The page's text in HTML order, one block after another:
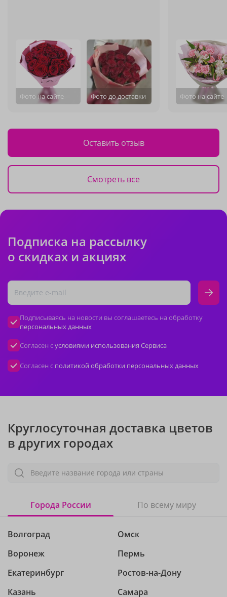
Фото на сайте Фото до доставки Фото на сайте
Оставить отзыв
Смотреть все
Подписка на рассылку
о скидках и акциях
Подписываясь на новости вы соглашаетесь на обработку
персональных данных
Согласен сусловиями использования Сервиса
Согласен с политикой обработки персональных данных
Круглосуточная доставка цветов
в других городах
Введите название города или страны
Города России По всему миру
Волгоград
Воронеж
Екатеринбург
Казань
Омск
Пермь
Ростов-на-Дону
Самара